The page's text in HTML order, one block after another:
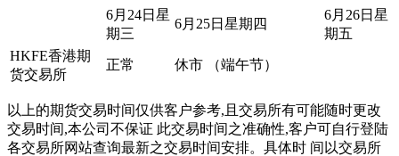
6月24日星
期三
6月25日星期四
6月26日星
期五
HKFE香港期
货交易所
正常 休市 （端午节）
以上的期货交易时间仅供客户参考,且交易所有可能随时更改
交易时间,本公司不保证 此交易时间之准确性,客户可自行登陆
各交易所网站查询最新之交易时间安排。具体时 间以交易所